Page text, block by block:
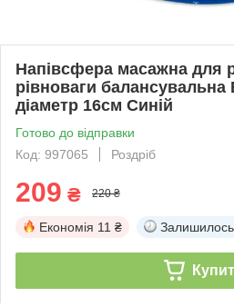
Напівсфера масажна для
рівноваги
діаметр 16см Синій
Готово до відправки
Код: 997065
Роздріб
209 ₴ 220 ₴
Економія 11 ₴ Залишилось